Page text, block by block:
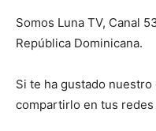
Somos Luna TV, Canal
República Dominicana.
Si te ha gustado
compartirlo en tus